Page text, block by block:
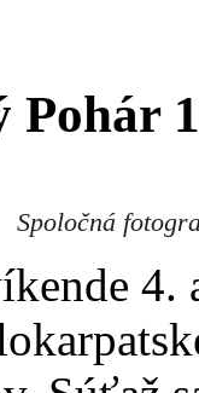
Spoločná
4.